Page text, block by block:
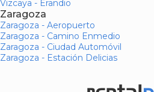
Vizcaya - Erandio
Zaragoza
Zaragoza - Aeropuerto
Zaragoza - Camino Enmedio
Zaragoza - Ciudad Automóvil
Zaragoza - Estación Delicias